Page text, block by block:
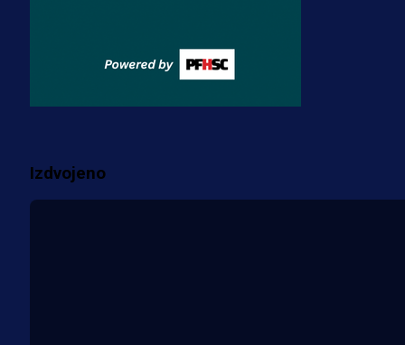
BiH, a sada sudi finale Svjetskog
prvenstva!
Izdvojeno